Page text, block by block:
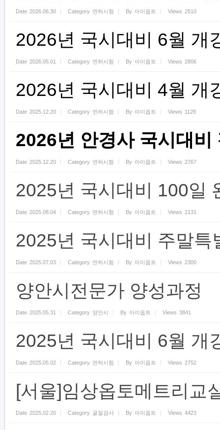
Date 2026.06.30 Category 면허시험 By 아이옵트 Views 2510
2026년 국시대비 6월 개
Date 2026.05.01 Category 면허시험 By 아이옵트 Views 2806
2026년 국시대비 4월 개
Date 2025.12.20 Category 면허시험 By 아이옵트 Views 1128
2026년 안경사 국시대비
Date 2025.12.20 Category 면허시험 By 아이옵트 Views 2767
2025년 국시대비 100일
Date 2025.08.04 Category 면허시험 By 아이옵트 Views 2131
2025년 국시대비 주말특
Date 2025.07.03 Category 면허시험 By 아이옵트 Views 2300
양안시전문가 양성과정
Date 2025.05.31 Category 양안시 By 아이옵트 Views 3841
2025년 국시대비 6월 개
Date 2025.05.02 Category 면허시험 By 아이옵트 Views 2752
[서울]임상옵토메트리교
Date 2025.02.20 Category 굴절검사 By 아이옵트 Views 4423